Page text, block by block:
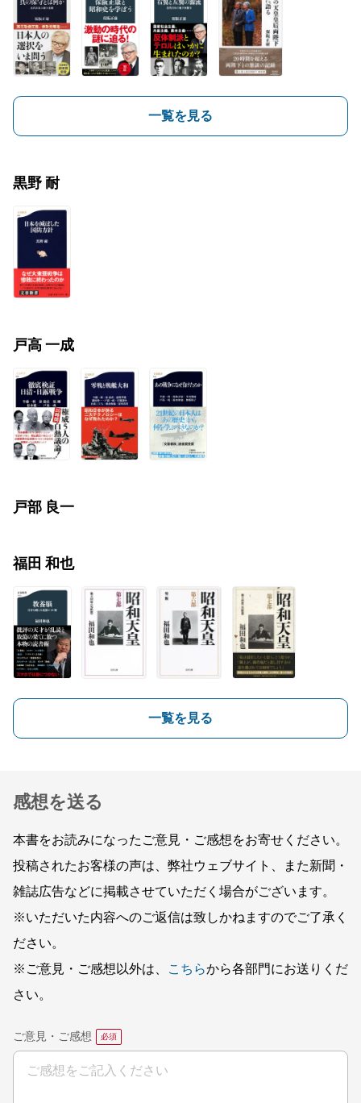
一覧を見る
黒野 耐
戸高 一成
戸部 良一
福田 和也
一覧を見る
感想を送る
本書をお読みになったご意見・ご感想をお寄せください。
投稿されたお客様の声は、弊社ウェブサイト、また新聞・
雑誌広告などに掲載させていただく場合がございます。
※いただいた内容へのご返信は致しかねますのでご了承く
ださい。
※ご意見・ご感想以外は、
こちらから各部門にお送りくだ
さい。
ご意見・ご感想